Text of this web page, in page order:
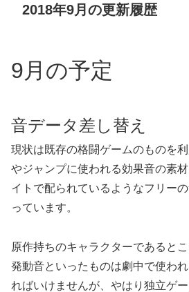
2018年9月の更新履歴
9月の予定
音データ差し替え
現状は既存の格闘ゲームのものを
やジャンプに使われる効果音の素
イトで配られているようなフリー
っています。
原作持ちのキャラクターであると
発動音といったものは劇中で使わ
ればいけませんが、やはり独立ゲ